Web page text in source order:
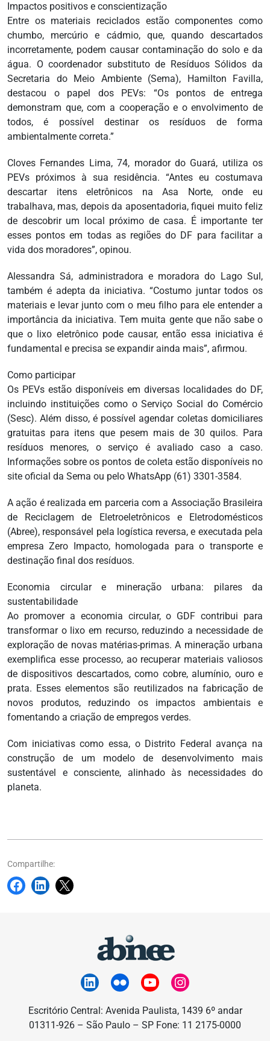
Impactos positivos e conscientização
Entre os materiais reciclados estão componentes como
chumbo, mercúrio e cádmio, que, quando descartados
incorretamente, podem causar contaminação do solo e da
água. O coordenador substituto de Resíduos Sólidos da
Secretaria do Meio Ambiente (Sema), Hamilton Favilla,
destacou o papel dos PEVs: “Os pontos de entrega
demonstram que, com a cooperação e o envolvimento de
todos, é possível destinar os resíduos de forma
ambientalmente correta.”
Cloves Fernandes Lima, 74, morador do Guará, utiliza os
PEVs próximos à sua residência. “Antes eu costumava
descartar itens eletrônicos na Asa Norte, onde eu
trabalhava, mas, depois da aposentadoria, fiquei muito feliz
de descobrir um local próximo de casa. É importante ter
esses pontos em todas as regiões do DF para facilitar a
vida dos moradores”, opinou.
Alessandra Sá, administradora e moradora do Lago Sul,
também é adepta da iniciativa. “Costumo juntar todos os
materiais e levar junto com o meu filho para ele entender a
importância da iniciativa. Tem muita gente que não sabe o
que o lixo eletrônico pode causar, então essa iniciativa é
fundamental e precisa se expandir ainda mais”, afirmou.
Como participar
Os PEVs estão disponíveis em diversas localidades do DF,
incluindo instituições como o Serviço Social do Comércio
(Sesc). Além disso, é possível agendar coletas domiciliares
gratuitas para itens que pesem mais de 30 quilos. Para
resíduos menores, o serviço é avaliado caso a caso.
Informações sobre os pontos de coleta estão disponíveis no
site oficial da Sema ou pelo WhatsApp (61) 3301-3584.
A ação é realizada em parceria com a Associação Brasileira
de Reciclagem de Eletroeletrônicos e Eletrodomésticos
(Abree), responsável pela logística reversa, e executada pela
empresa Zero Impacto, homologada para o transporte e
destinação final dos resíduos.
Economia circular e mineração urbana: pilares da
sustentabilidade
Ao promover a economia circular, o GDF contribui para
transformar o lixo em recurso, reduzindo a necessidade de
exploração de novas matérias-primas. A mineração urbana
exemplifica esse processo, ao recuperar materiais valiosos
de dispositivos descartados, como cobre, alumínio, ouro e
prata. Esses elementos são reutilizados na fabricação de
novos produtos, reduzindo os impactos ambientais e
fomentando a criação de empregos verdes.
Com iniciativas como essa, o Distrito Federal avança na
construção de um modelo de desenvolvimento mais
sustentável e consciente, alinhado às necessidades do
planeta.
Compartilhe:
Escritório Central: Avenida Paulista, 1439 6º andar
01311-926 – São Paulo – SP Fone: 11 2175-0000